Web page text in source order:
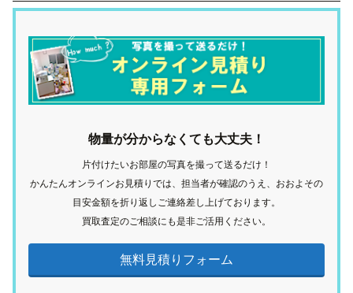
物量が分からなくても大丈夫！
片付けたいお部屋の写真を撮って送るだけ！
かんたんオンラインお見積りでは、担当者が確認のうえ、おおよその
目安金額を折り返しご連絡差し上げております。
買取査定のご相談にも是非ご活用ください。
無料見積りフォーム